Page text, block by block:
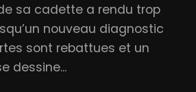
sa cadette a rendu trop
nouveau diagnostic
sont rebattues et un
dessine...